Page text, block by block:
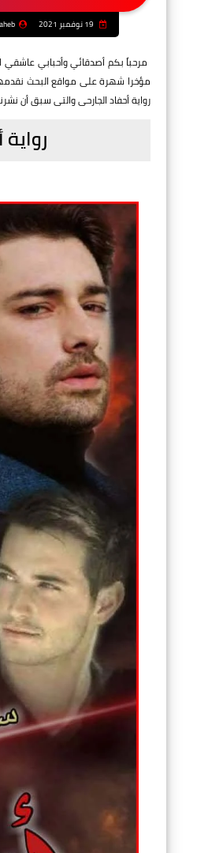
مرحباً بكم أصدقائي وأحبابي عاشقي
مؤخرا شهرة على مواقع البحث
رواية أحفاد الجارحى والتى سبق أن